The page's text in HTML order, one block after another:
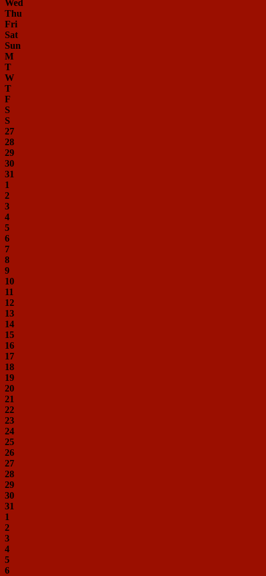
Wed
Thu
Fri
Sat
Sun
M
T
W
T
F
S
S
27
28
29
30
31
1
2
3
4
5
6
7
8
9
10
11
12
13
14
15
16
17
18
19
20
21
22
23
24
25
26
27
28
29
30
31
1
2
3
4
5
6